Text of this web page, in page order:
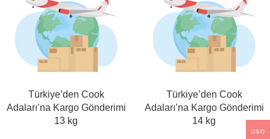
Türkiye’den Cook
Adaları’na Kargo Gönderimi
13 kg
Türkiye’den Cook
Adaları’na Kargo Gönderimi
14 kg
USD